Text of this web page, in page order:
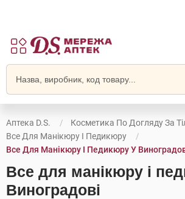
Аптека D.S.
Косметика По Догляду За
Все Для Манікюру І Педикюру
Все Для Манікюру І Педикюру У
Все для манікюру і
Виноградові